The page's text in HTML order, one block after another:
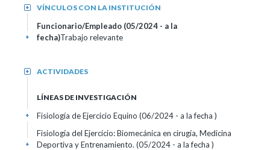
VÍNCULOS CON LA INSTITUCIÓN
+
Funcionario/Empleado (05/2024 - a la
fecha)Trabajo relevante
+
ACTIVIDADES
+
LÍNEAS DE INVESTIGACIÓN
Fisiología de Ejercicio Equino (06/2024 - a la fecha )
+
Fisiología del Ejercício: Biomecánica en cirugía, Medicina
Deportiva y Entrenamiento. (05/2024 - a la fecha )
+